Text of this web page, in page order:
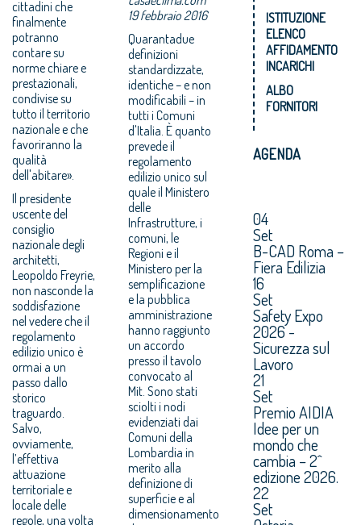
cittadini che
finalmente
potranno
contare su
norme chiare e
prestazionali,
condivise su
tutto il territorio
nazionale e che
favoriranno la
qualità
dell'abitare».
Il presidente
uscente del
consiglio
nazionale degli
architetti,
Leopoldo Freyrie,
non nasconde la
soddisfazione
nel vedere che il
regolamento
edilizio unico è
ormai a un
passo dallo
storico
traguardo.
Salvo,
ovviamente,
l’effettiva
attuazione
territoriale e
locale delle
regole, una volta
19 febbraio 2016
Quarantadue
definizioni
standardizzate,
identiche – e non
modificabili – in
tutti i Comuni
d'Italia. È quanto
prevede il
regolamento
edilizio unico sul
quale il Ministero
delle
Infrastrutture, i
comuni, le
Regioni e il
Ministero per la
semplificazione
e la pubblica
amministrazione
hanno raggiunto
un accordo
presso il tavolo
convocato al
Mit. Sono stati
sciolti i nodi
evidenziati dai
Comuni della
Lombardia in
merito alla
definizione di
superficie e al
dimensionamento
ISTITUZIONE
ELENCO
AFFIDAMENTO
INCARICHI
ALBO
FORNITORI
AGENDA
04
Set
B-CAD Roma –
Fiera Edilizia
16
Set
Safety Expo
2026 -
Sicurezza sul
Lavoro
21
Set
Premio AIDIA
Idee per un
mondo che
cambia – 2^
edizione 2026.
22
Set